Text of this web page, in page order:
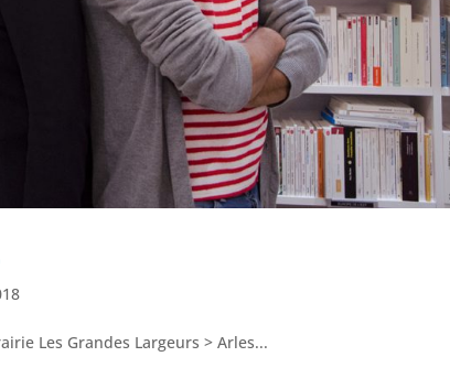
Les Grandes Largeurs > Arles...